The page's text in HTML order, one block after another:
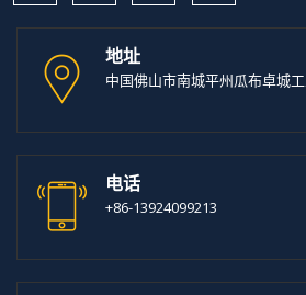
地址
中国佛山市南城平州瓜布卓城
电话
+86-13924099213